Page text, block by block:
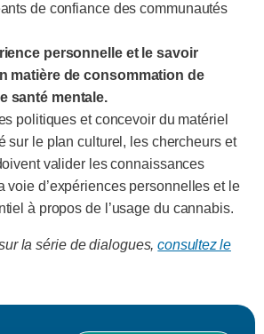
de confiance des communautés
personnelle et le savoir
matière de consommation de
santé mentale.
politiques et concevoir du matériel
sur le plan culturel, les chercheurs et
valider les connaissances
voie d’expériences personnelles et le
à propos de l’usage du cannabis.
la série de dialogues,consultez le